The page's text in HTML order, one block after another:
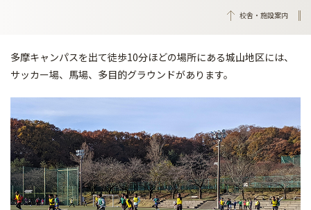
校舎・施設案内
多摩キャンパスを出て徒歩10分ほどの場所にある城山地区には、
サッカー場、馬場、多目的グラウンドがあります。